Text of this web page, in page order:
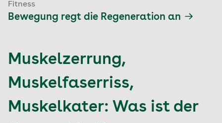
Fitness
Bewegung regt die Regeneration an
Muskelzerrung,
Muskelfaserriss,
Muskelkater: Was ist der